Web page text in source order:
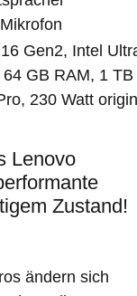
Gen2, Intel
GB RAM, 1
230 Watt
Lenovo
Zustand!
ändern sich